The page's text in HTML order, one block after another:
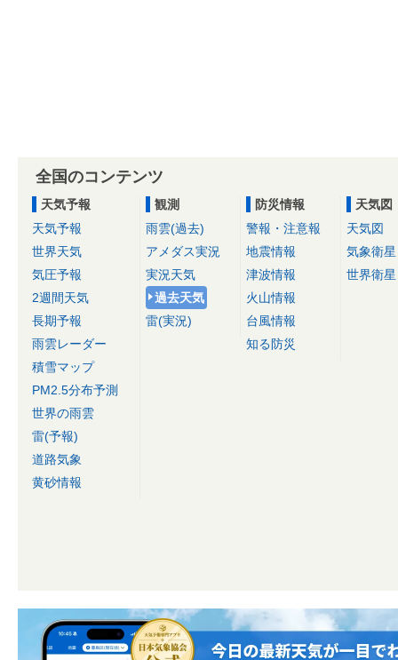
全国のコンテンツ
天気予報
天気予報
世界天気
気圧予報
2週間天気
長期予報
雨雲レーダー
積雪マップ
PM2.5分布予測
世界の雨雲
雷(予報)
道路気象
黄砂情報
観測
雨雲(過去)
アメダス実況
実況天気
過去天気
雷(実況)
防災情報
警報・注意報
地震情報
津波情報
火山情報
台風情報
知る防災
天気図
天気図
気象衛星
世界衛星